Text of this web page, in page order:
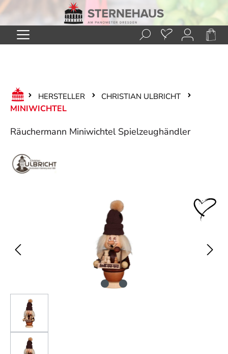
Zum Hauptinhalt springen
HERSTELLER CHRISTIAN ULBRICHT
MINIWICHTEL
Räuchermann Miniwichtel Spielzeughändler